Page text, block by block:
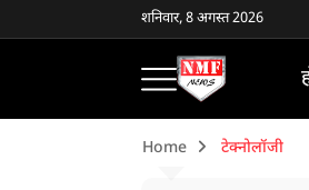
शनिवार, 8 अगस्त 2026
Home टेक्नोलॉजी